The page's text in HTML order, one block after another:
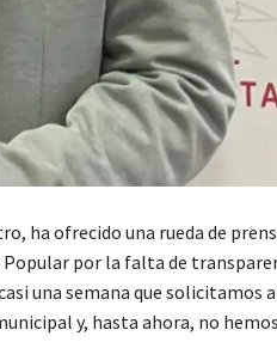
ha ofrecido una rueda de
por la falta de
una semana que solicitamos
y, hasta ahora, no